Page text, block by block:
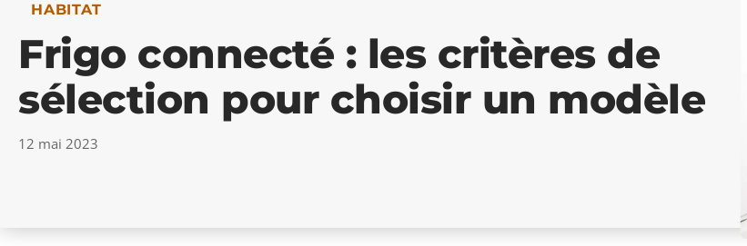
HABITAT
Frigo connecté : les critères de
sélection pour choisir un modèle
12 mai 2023